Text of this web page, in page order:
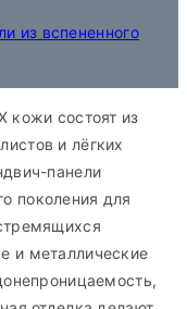
из вспененного
кожи состоят из
и лёгких
панели
поколения для
и металлические